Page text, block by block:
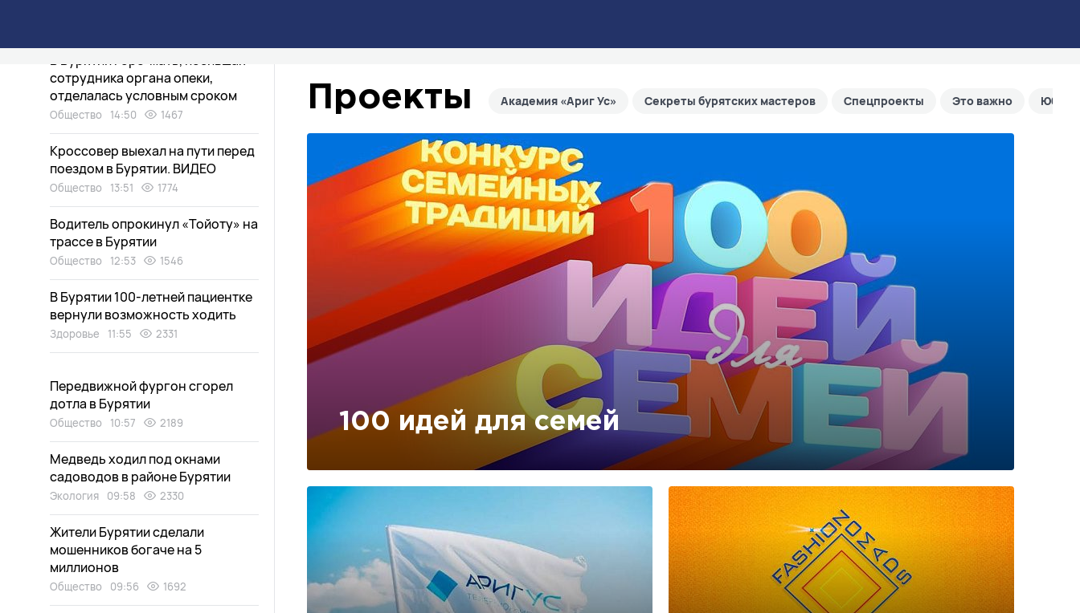
Проекты Академия «Ариг Ус» Секреты бурятских мастеров Спецпроекты Это важно
100 идей для семей
В Бурятии горе-мать, побившая
сотрудника органа опеки,
отделалась условным сроком
Общество 14:50 1467
Кроссовер выехал на пути перед
поездом в Бурятии. ВИДЕО
Общество 13:51 1774
Водитель опрокинул «Тойоту» на
трассе в Бурятии
Общество 12:53 1546
В Бурятии 100-летней пациентке
вернули возможность ходить
Здоровье 11:55 2331
Передвижной фургон сгорел
дотла в Бурятии
Общество 10:57 2189
Медведь ходил под окнами
садоводов в районе Бурятии
Экология 09:58 2330
Жители Бурятии сделали
мошенников богаче на 5
миллионов
Общество 09:56 1692